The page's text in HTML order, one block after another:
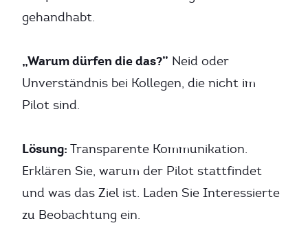
gehandhabt.
„Warum dürfen die das?” Neid oder
Unverständnis bei Kollegen, die nicht im
Pilot sind.
Lösung: Transparente Kommunikation.
Erklären Sie, warum der Pilot stattfindet
und was das Ziel ist. Laden Sie Interessierte
zu Beobachtung ein.